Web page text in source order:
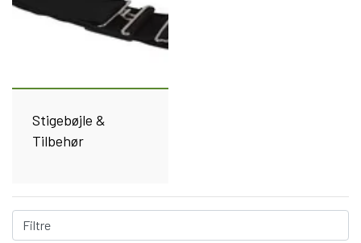
Kontakt
Stigebøjle &
Tilbehør
Filtre